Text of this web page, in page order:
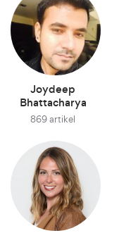
Joydeep
Bhattacharya
869 artikel